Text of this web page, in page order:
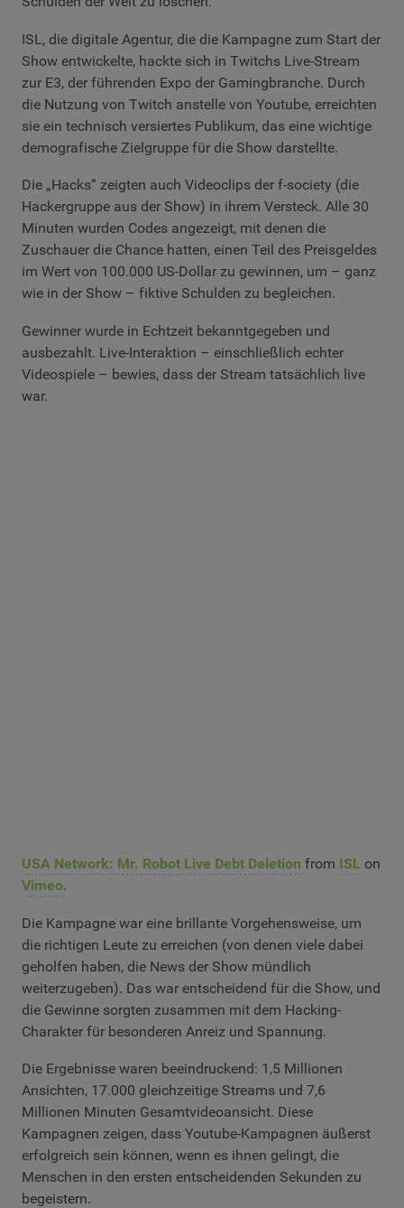
ISL, die digitale Agentur, die die Kampagne zum Start der
Show entwickelte, hackte sich in Twitchs Live-Stream
zur E3, der führenden Expo der Gamingbranche. Durch
die Nutzung von Twitch anstelle von Youtube, erreichten
sie ein technisch versiertes Publikum, das eine wichtige
demografische Zielgruppe für die Show darstellte.
Die „Hacks“ zeigten auch Videoclips der f-society (die
Hackergruppe aus der Show) in ihrem Versteck. Alle 30
Minuten wurden Codes angezeigt, mit denen die
Zuschauer die Chance hatten, einen Teil des Preisgeldes
im Wert von 100.000 US-Dollar zu gewinnen, um – ganz
wie in der Show – fiktive Schulden zu begleichen.
Gewinner wurde in Echtzeit bekanntgegeben und
ausbezahlt. Live-Interaktion – einschließlich echter
Videospiele – bewies, dass der Stream tatsächlich live
war.
USA Network: Mr. Robot Live Debt Deletion from ISL on
Vimeo.
Die Kampagne war eine brillante Vorgehensweise, um
die richtigen Leute zu erreichen (von denen viele dabei
geholfen haben, die News der Show mündlich
weiterzugeben). Das war entscheidend für die Show, und
die Gewinne sorgten zusammen mit dem Hacking-
Charakter für besonderen Anreiz und Spannung.
Die Ergebnisse waren beeindruckend: 1,5 Millionen
Ansichten, 17.000 gleichzeitige Streams und 7,6
Millionen Minuten Gesamtvideoansicht. Diese
Kampagnen zeigen, dass Youtube-Kampagnen äußerst
erfolgreich sein können, wenn es ihnen gelingt, die
Menschen in den ersten entscheidenden Sekunden zu
begeistern.